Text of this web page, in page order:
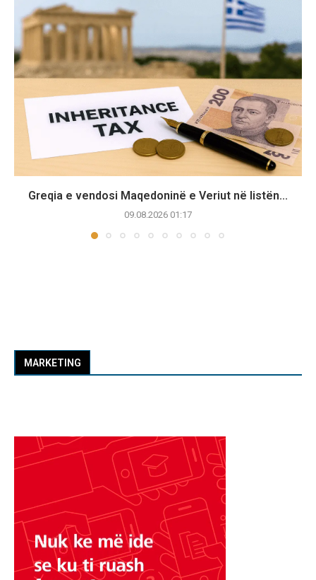
Greqia e vendosi Maqedoninë e Veriut në listën...
09.08.2026 01:17
MARKETING